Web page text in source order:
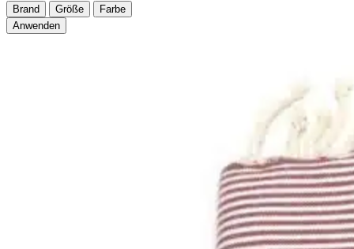
Brand Größe
Farbe
Anwenden